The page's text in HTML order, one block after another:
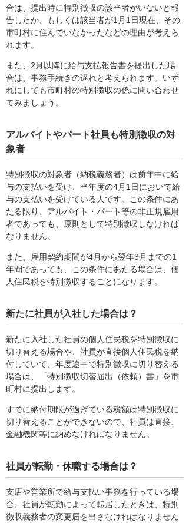
合は、提出時に特別徴収の該当者がいないと報
告したか、もしくは該当者が1月1日現在、その
市町村に住んでいなかったなどの理由が考えら
れます。
また、2月以降に給与支払報告書を提出した場
合は、事務手続きの遅れと考えられます。いず
れにしても市町村の特別徴収の係に問い合わせ
てみましょう。
アルバイトやパート社員も特別徴収の対
象者
特別徴収の対象者（納税義務者）は前年中に給
与の支払いを受け、当年度の4月1日において給
与の支払いを受けている人です。この条件にあ
たる限り、アルバイト・パート等の非正規雇用
者であっても、原則として特別徴収しなければ
なりません。
また、雇用契約期間が4月から翌年3月までの1
年間であっても、この条件にあたる場合は、個
人住民税を特別徴収することになります。
新たに社員が入社した場合は？
新たに入社した社員の個人住民税を特別徴収に
切り替える場合や、社員が直接個人住民税を納
付していて、年度途中で特別徴収に切り替える
場合は、「特別徴収切替届出（依頼）書」を市
町村に提出します。
すでに納付期限が過ぎている税額は特別徴収に
切り替えることができないので、社員は直接、
金融機関等に納めなければなりません。
社員が転勤・休職する場合は？
支店や営業所で給与支払い事務を行っている場
合、社員が転勤によって転居したときは、特別
徴収義務者の変更届を出さなければなりません